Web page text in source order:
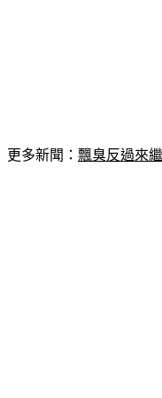
更多新聞： 飄臭反過來